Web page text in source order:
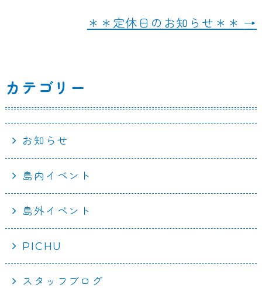
＊＊定休日のお知らせ＊＊ →
カテゴリー
お知らせ
島内イベント
島外イベント
PICHU
スタッフブログ